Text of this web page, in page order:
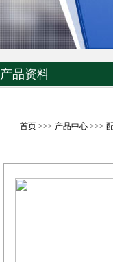
产品资料
首页>>> 产品中心>>>